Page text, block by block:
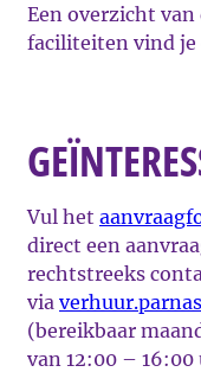
Een overzicht
faciliteiten vind je
Vul het
direct een
rechtstreeks
via
(bereikbaar
van 12:00 – 16:00